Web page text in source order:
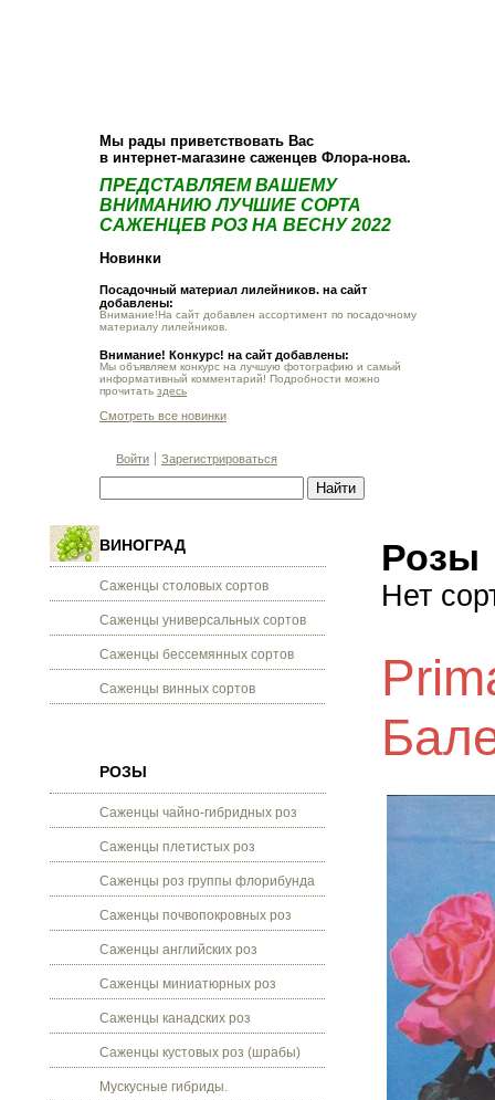
Мы рады приветствовать Вас
в интернет-магазине саженцев Флора-нова.
ПРЕДСТАВЛЯЕМ ВАШЕМУ
ВНИМАНИЮ ЛУЧШИЕ СОРТА
САЖЕНЦЕВ РОЗ НА ВЕСНУ 2022
Новинки
Посадочный материал лилейников. на сайт
добавлены:
Внимание!На сайт добавлен ассортимент по посадочному
материалу лилейников.
Внимание! Конкурс! на сайт добавлены:
Мы объявляем конкурс на лучшую фотографию и самый
информативный комментарий! Подробности можно
прочитать здесь
Смотреть все новинки
Войти Зарегистрироваться
ВИНОГРАД
Саженцы столовых сортов
Саженцы универсальных сортов
Саженцы бессемянных сортов
Саженцы винных сортов
РОЗЫ
Саженцы чайно-гибридных роз
Саженцы плетистых роз
Саженцы роз группы флорибунда
Саженцы почвопокровных роз
Саженцы английских роз
Саженцы миниатюрных роз
Саженцы канадских роз
Саженцы кустовых роз (шрабы)
Мускусные гибриды.
Розы
Нет